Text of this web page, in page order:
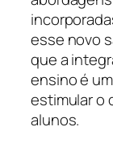
esse novo
que a
ensino é
estimular o
alunos.